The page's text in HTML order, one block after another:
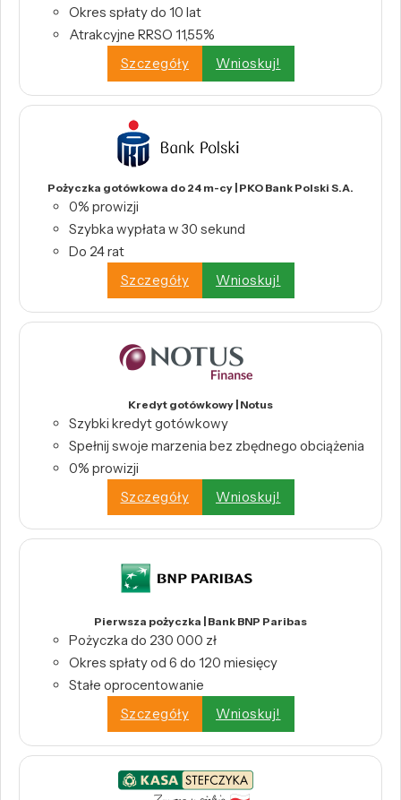
Okres spłaty do 10 lat
Atrakcyjne RRSO 11,55%
Szczegóły
Wnioskuj!
Pożyczka gotówkowa do 24 m-cy | PKO Bank Polski S.A.
0% prowizji
Szybka wypłata w 30 sekund
Do 24 rat
Szczegóły
Wnioskuj!
Kredyt gotówkowy | Notus
Szybki kredyt gotówkowy
Spełnij swoje marzenia bez zbędnego obciążenia
0% prowizji
Szczegóły
Wnioskuj!
Pierwsza pożyczka | Bank BNP Paribas
Pożyczka do 230 000 zł
Okres spłaty od 6 do 120 miesięcy
Stałe oprocentowanie
Szczegóły
Wnioskuj!